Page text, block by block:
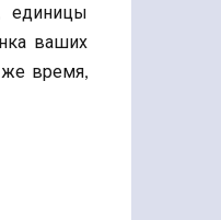
единицы
ваших
же время,